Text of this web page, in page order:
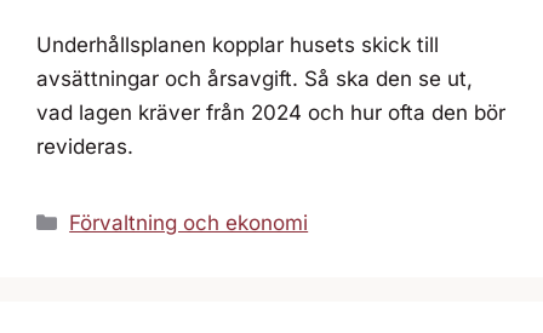
Underhållsplanen kopplar husets skick till
avsättningar och årsavgift. Så ska den se ut,
vad lagen kräver från 2024 och hur ofta den bör
revideras.
Kategorier
Förvaltning och ekonomi